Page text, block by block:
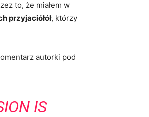
to, że miałem w
przyjaciółół, którzy
autorki pod
IS